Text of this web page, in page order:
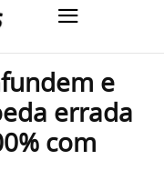
e
errada
com